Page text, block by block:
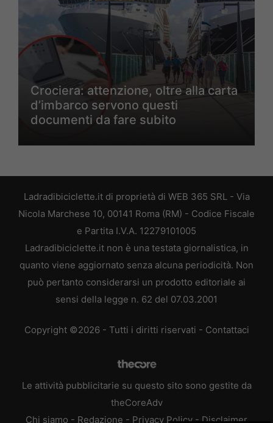
Crociera: attenzione, oltre alla carta
d’imbarco servono questi
documenti da fare subito
Ladradibiciclette.it di proprietà di WEB 365 SRL - Via
Nicola Marchese 10, 00141 Roma (RM) - Codice Fiscale
e Partita I.V.A. 12279101005
Ladradibiciclette.it non è una testata giornalistica, in
quanto viene aggiornato senza alcuna periodicità. Non
può pertanto considerarsi un prodotto editoriale ai
sensi della legge n. 62 del 07.03.2001
Copyright ©2026 - Tutti i diritti riservati - Contattaci
Le attività pubblicitarie su questo sito sono gestite da
theCoreAdv
Chi siamo - Redazione - Privacy Policy - Disclaimer